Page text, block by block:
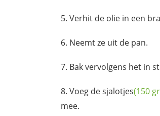
Verhit de olie in een
Neemt ze uit de pan.
Bak vervolgens het in
Voeg desjalotjes(150
mee.